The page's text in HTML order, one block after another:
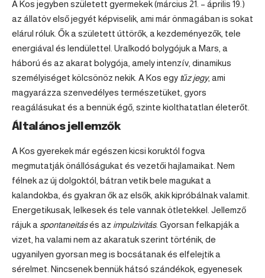
A Kos jegyben született gyermekek (március 21. – április 19.)
az állatöv első jegyét képviselik, ami már önmagában is sokat
elárul róluk. Ők a született úttörők, a kezdeményezők, tele
energiával és lendülettel. Uralkodó bolygójuk a Mars, a
háború és az akarat bolygója, amely intenzív, dinamikus
személyiséget kölcsönöz nekik. A Kos egy tűz jegy, ami
magyarázza szenvedélyes természetüket, gyors
reagálásukat és a bennük égő, szinte kiolthatatlan életerőt.
Általános jellemzők
A Kos gyerekek már egészen kicsi koruktól fogva
megmutatják önállóságukat és vezetői hajlamaikat. Nem
félnek az új dolgoktól, bátran vetik bele magukat a
kalandokba, és gyakran ők az elsők, akik kipróbálnak valamit.
Energetikusak, lelkesek és tele vannak ötletekkel. Jellemző
rájuk a spontaneitásés az impulzivitás. Gyorsan felkapják a
vizet, ha valami nem az akaratuk szerint történik, de
ugyanilyen gyorsan meg is bocsátanak és elfelejtik a
sérelmet. Nincsenek bennük hátsó szándékok, egyenesek